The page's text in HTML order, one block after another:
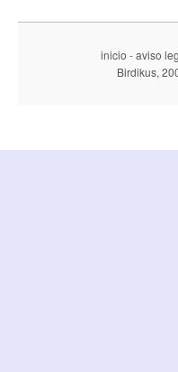
inicio -aviso
Birdikus,